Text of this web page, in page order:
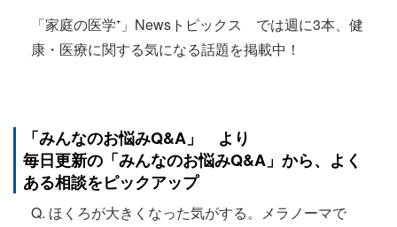
「家庭の医学⁺」Newsトピックス では週に3本、健
康・医療に関する気になる話題を掲載中！
「みんなのお悩みQ&A 」 より
毎日更新の「みんなのお悩みQ&A」から、よく
ある相談をピックアップ
Q. ほくろが大きくなった気がする。メラノーマで